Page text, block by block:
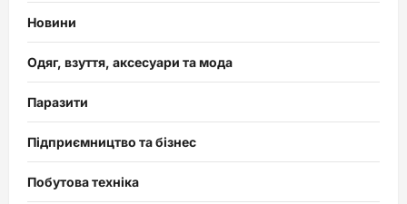
Новини
Одяг, взуття, аксесуари та мода
Паразити
Підприємництво та бізнес
Побутова техніка